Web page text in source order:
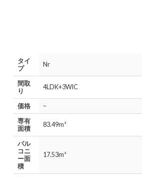
タイ
プ
Nr
間取
り
4LDK+3WIC
価格
–
専有
面積
83.49m²
バル
コニ
ー面
積
17.53m²